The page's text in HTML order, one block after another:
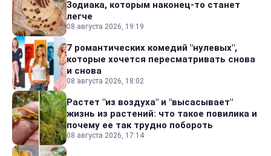
Зодиака, которым наконец-то станет
легче
08 августа 2026, 19:19
7 романтических комедий "нулевых",
которые хочется пересматривать снова
и снова
08 августа 2026, 18:02
Растет "из воздуха" и "высасывает"
жизнь из растений: что такое повилика и
почему ее так трудно побороть
08 августа 2026, 17:14